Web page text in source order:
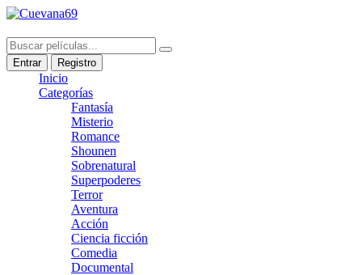
Entrar Registro
Inicio
Categorías
Fantasía
Misterio
Romance
Shounen
Sobrenatural
Superpoderes
Terror
Aventura
Acción
Ciencia ficción
Comedia
Documental